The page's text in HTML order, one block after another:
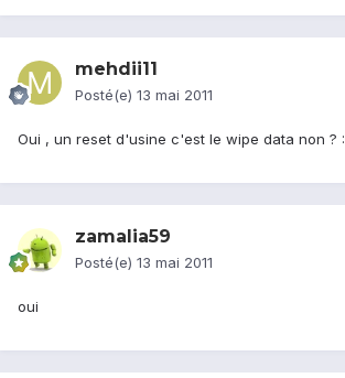
mehdii11
Posté(e) 13 mai 2011
Oui , un reset d'usine c'est le wipe data non ? :|
zamalia59
Posté(e) 13 mai 2011
oui